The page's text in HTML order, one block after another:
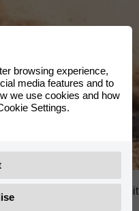
für das Trail-Universum
träumen.
browsing experience,
media features and to
we use cookies and how
Settings.